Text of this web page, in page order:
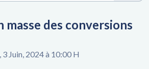
masse des conversions
Juin, 2024 à 10:00 H